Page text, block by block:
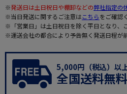
※発送日は土日祝日や棚卸などの弊社指定の
※当日発送に関するご注意はこちらをご確認
※「営業日」は土日祝日を除く平日となり、
※運送会社の都合により予告無く発送日程が
5,000円（税込）以
全国送料無料